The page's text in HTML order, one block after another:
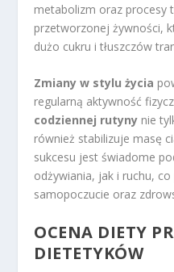
metabolizm oraz procesy
przetworzonej żywności,
dużo cukru i tłuszczów
Zmiany w stylu życia
regularną aktywność
codziennej rutyny nie
również stabilizuje masę
sukcesu jest świadome
odżywiania, jak i ruchu, co
samopoczucie oraz
OCENA DIETY
DIETETYKÓW